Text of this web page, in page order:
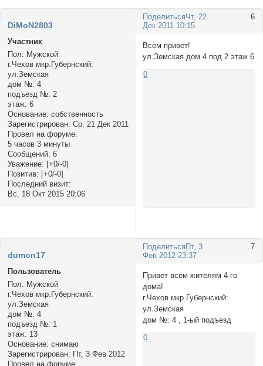
Поделиться 6
Чт, 22
Дек 2011 10:15
DiMoN2803
Участник
Пол: Мужской
г.Чехов мкр.Губернский:
ул.Земская
дом №: 4
подъезд №: 2
этаж: 6
Основание: собственность
Зарегистрирован: Ср, 21 Дек 2011
Провел на форуме:
5 часов 3 минуты
Сообщений: 6
Уважение: [+0/-0]
Позитив: [+0/-0]
Последний визит:
Вс, 18 Окт 2015 20:06
Всем привет!
ул.Земская дом 4 под 2 этаж 6
0
Поделиться 7
Пт, 3
Фев 2012 23:37
dumon17
Пользователь
Пол: Мужской
г.Чехов мкр.Губернский:
ул.Земская
дом №: 4
подъезд №: 1
этаж: 13
Основание: снимаю
Зарегистрирован: Пт, 3 Фев 2012
Провел на форуме:
Привет всем жителям 4-го
дома!
г.Чехов мкр.Губернский:
ул.Земская
дом №: 4 , 1-ый подъезд
0